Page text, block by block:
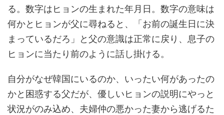
る。数字はヒョンの生まれた年月日。数字の意味は
何かとヒョンが父に尋ねると、「お前の誕生日に決
まっているだろ」と父の意識は正常に戻り、息子の
ヒョンに当たり前のように話し掛ける。
自分がなぜ韓国にいるのか、いったい何があったの
かと困惑する父だが、優しいヒョンの説明にやっと
状況がのみ込め、夫婦仲の悪かった妻から逃げるた